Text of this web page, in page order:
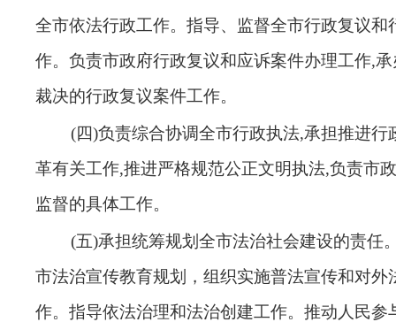
全市依法行政工作。指导、监督全市行政复议和
作。负责市政府行政复议和应诉案件办理工作,
裁决的行政复议案件工作。
(四)负责综合协调全市行政执法,承担推进行
革有关工作,推进严格规范公正文明执法,负责市
监督的具体工作。
(五)承担统筹规划全市法治社会建设的责任
市法治宣传教育规划，组织实施普法宣传和对外
作。指导依法治理和法治创建工作。推动人民参